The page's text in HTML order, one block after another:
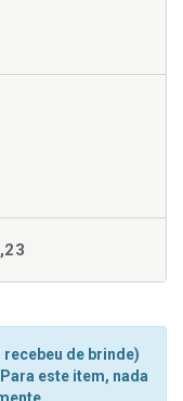
recebeu de brinde)
este item, nada